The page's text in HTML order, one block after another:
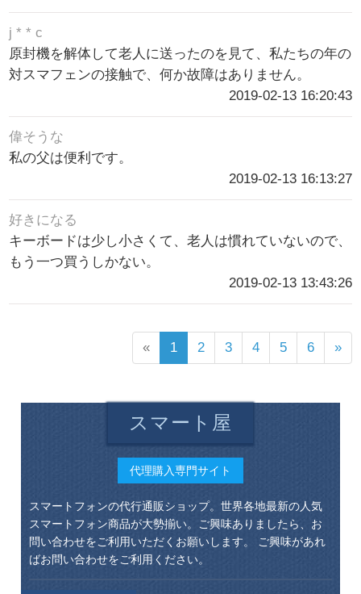
j * * c
原封機を解体して老人に送ったのを見て、私たちの年の
対スマフェンの接触で、何か故障はありません。
2019-02-13 16:20:43
偉そうな
私の父は便利です。
2019-02-13 16:13:27
好きになる
キーボードは少し小さくて、老人は慣れていないので、
もう一つ買うしかない。
2019-02-13 13:43:26
« 1 2 3 4 5 6 »
スマート屋
代理購入専門サイト
スマートフォンの代行通販ショップ。世界各地最新の人気
スマートフォン商品が大勢揃い。ご興味ありましたら、お
問い合わせをご利用いただくお願いします。 ご興味があれ
ばお問い合わせをご利用ください。